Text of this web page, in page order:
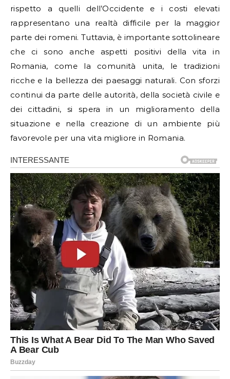
rispetto a quelli dell’Occidente e i costi elevati
rappresentano una realtà difficile per la maggior
parte dei romeni. Tuttavia, è importante sottolineare
che ci sono anche aspetti positivi della vita in
Romania, come la comunità unita, le tradizioni
ricche e la bellezza dei paesaggi naturali. Con sforzi
continui da parte delle autorità, della società civile e
dei cittadini, si spera in un miglioramento della
situazione e nella creazione di un ambiente più
favorevole per una vita migliore in Romania.